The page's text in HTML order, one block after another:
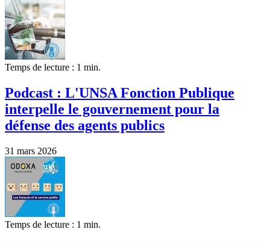
Temps de lecture : 1 min.
Podcast : L'UNSA Fonction Publique
interpelle le gouvernement pour la
défense des agents publics
31 mars 2026
Temps de lecture : 1 min.